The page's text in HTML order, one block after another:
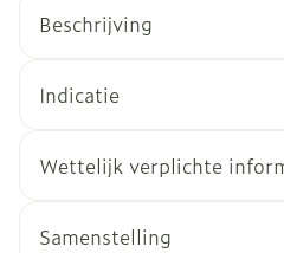
Beschrijving
Indicatie
Wettelijk verplichte
Samenstelling